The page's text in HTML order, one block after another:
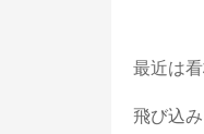
最近は
飛び込